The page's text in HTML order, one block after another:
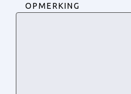
OPMERKING